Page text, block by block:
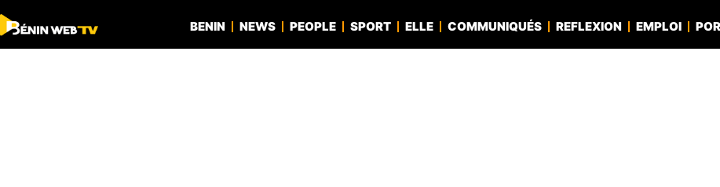
BENIN NEWS PEOPLE SPORT ELLE COMMUNIQUÉS REFLEXION EMPLOI